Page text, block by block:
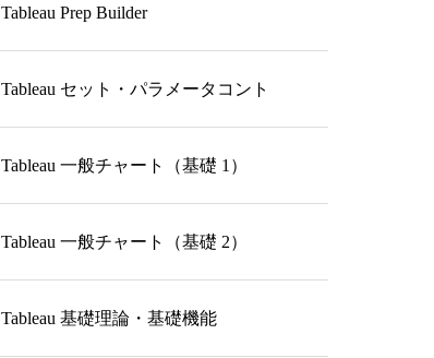
Tableau Prep Builder
Tableau セット・パラメータコント
ロール
Tableau 一般チャート（基礎 1）
Tableau 一般チャート（基礎 2）
Tableau 基礎理論・基礎機能